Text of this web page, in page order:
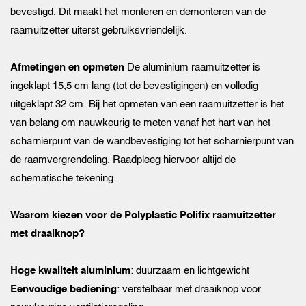
bevestigd. Dit maakt het monteren en demonteren van de
raamuitzetter uiterst gebruiksvriendelijk.
Afmetingen en opmeten De aluminium raamuitzetter is
ingeklapt 15,5 cm lang (tot de bevestigingen) en volledig
uitgeklapt 32 cm. Bij het opmeten van een raamuitzetter is het
van belang om nauwkeurig te meten vanaf het hart van het
scharnierpunt van de wandbevestiging tot het scharnierpunt van
de raamvergrendeling. Raadpleeg hiervoor altijd de
schematische tekening.
Waarom kiezen voor de Polyplastic Polifix raamuitzetter
met draaiknop?
Hoge kwaliteit aluminium: duurzaam en lichtgewicht
Eenvoudige bediening: verstelbaar met draaiknop voor